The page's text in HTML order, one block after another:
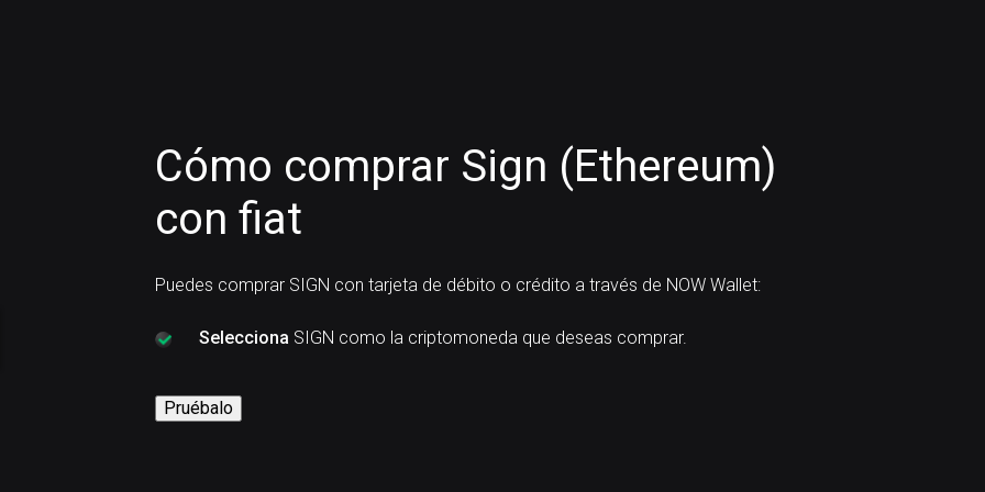
Cómo comprar Sign (Ethereum)
con fiat
Puedes comprar SIGN con tarjeta de débito o crédito a través de NOW Wallet:
Selecciona SIGN como la criptomoneda que deseas comprar.
Pruébalo